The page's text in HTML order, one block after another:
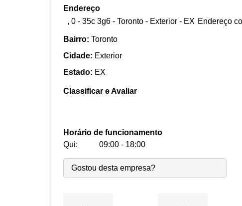
Endereço
, 0 - 35c 3g6 - Toronto - Exterior - EX Endereço
Bairro: Toronto
Cidade: Exterior
Estado: EX
Classificar e Avaliar
Horário de funcionamento
Qui:
09:00 - 18:00
Seg: 09:00
Ter:
09:00-18:00
Gostou desta empresa?